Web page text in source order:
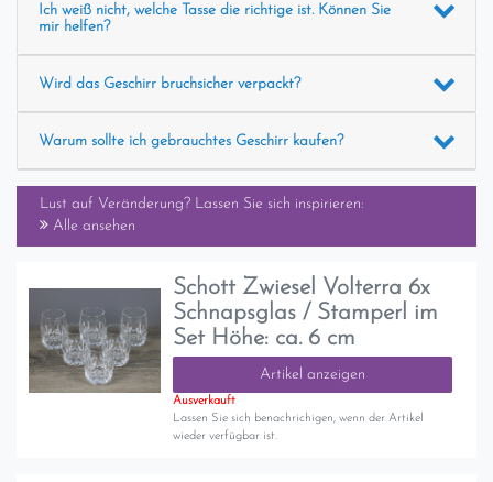
Ich weiß nicht, welche Tasse die richtige ist. Können Sie
mir helfen?
Wird das Geschirr bruchsicher verpackt?
Warum sollte ich gebrauchtes Geschirr kaufen?
Lust auf Veränderung? Lassen Sie sich inspirieren:
Alle ansehen
Schott Zwiesel Volterra 6x
Schnapsglas / Stamperl im
Set Höhe: ca. 6 cm
Artikel anzeigen
Ausverkauft
Lassen Sie sich benachrichigen, wenn der Artikel
wieder verfügbar ist.